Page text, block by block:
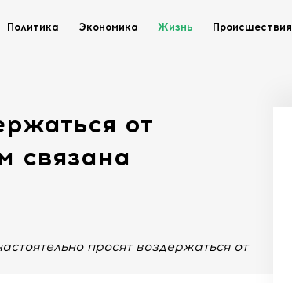
Политика Экономика Жизнь Происшествия
от
связана
просят воздержаться от